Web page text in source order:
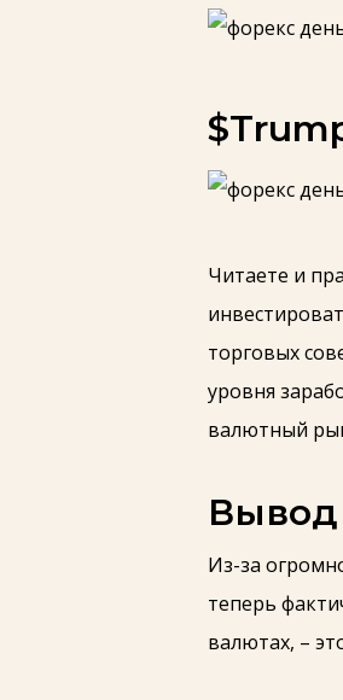
Читаете и
торговых
уровня
валютный
Вывод
Из-за
теперь
валютах, –